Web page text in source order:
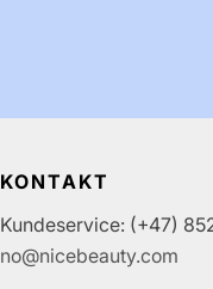
KONTAKT
Kundeservice: (+47)
no@nicebeauty.com